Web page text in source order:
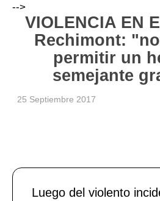
-->
VIOLENCIA EN
Rechimont:
permitir un
semejante
25 Septiembre 2017
Luego del violento